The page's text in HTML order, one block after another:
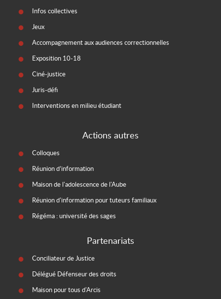
Infos collectives
Jeux
Accompagnement aux audiences correctionnelles
Exposition 10-18
Ciné-justice
Juris-défi
Interventions en milieu étudiant
Actions autres
Colloques
Réunion d’information
Maison de l'adolescence de l'Aube
Réunion d'information pour tuteurs familiaux
Régéma : université des sages
Partenariats
Conciliateur de Justice
Délégué Défenseur des droits
Maison pour tous d'Arcis